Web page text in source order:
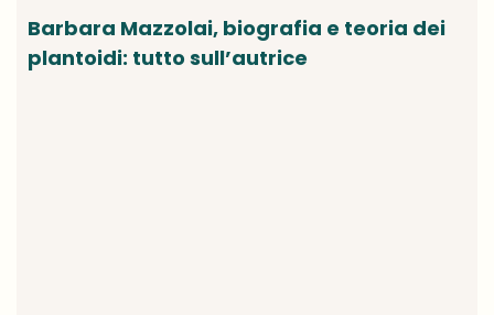
Barbara Mazzolai, biografia e teoria dei
plantoidi: tutto sull’autrice